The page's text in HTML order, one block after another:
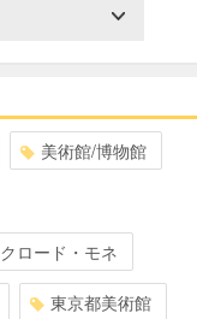
美術館/博物館
クロード・モネ
東京都美術館